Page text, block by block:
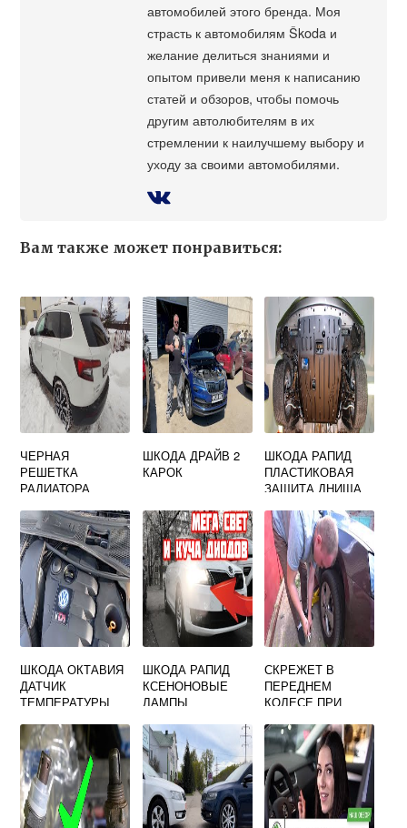
автомобилей этого бренда. Моя
страсть к автомобилям Škoda и
желание делиться знаниями и
опытом привели меня к написанию
статей и обзоров, чтобы помочь
другим автолюбителям в их
стремлении к наилучшему выбору и
уходу за своими автомобилями.
Вам также может понравиться:
ЧЕРНАЯ
РЕШЕТКА
РАДИАТОРА
ШКОДА ДРАЙВ 2
КАРОК
ШКОДА РАПИД
ПЛАСТИКОВАЯ
ЗАЩИТА ДНИЩА
ШКОДА ОКТАВИЯ
ДАТЧИК
ТЕМПЕРАТУРЫ
ВОЗДУХА
ШКОДА РАПИД
КСЕНОНОВЫЕ
ЛАМПЫ
СКРЕЖЕТ В
ПЕРЕДНЕМ
КОЛЕСЕ ПРИ
ШКОДА ОКТАВИЯ
А5